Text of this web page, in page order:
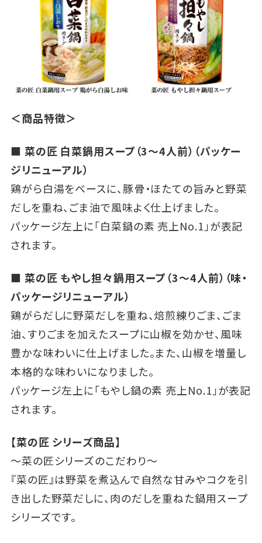
＜商品特徴＞
■ 菜の匠 白菜鍋用スープ（3～4人前）（パッケー
ジリニューアル）
鶏がら白湯をベースに、豚骨・ほたての旨みと野菜
だしを重ね、ごま油で風味よく仕上げました。
パッケージ左上に「白菜鍋の素 売上No.1」が表記
されます。
■ 菜の匠 もやし担々鍋用スープ（3～4人前）（味・
パッケージリニューアル）
鶏がらだしに野菜だしを重ね、焙煎練りごま、ごま
油、すりごまを加えたスープに山椒を効かせ、風味
豊かな味わいに仕上げました。また、山椒を増量し
本格的な味わいになりました。
パッケージ左上に「もやし鍋の素 売上No.1」が表記
されます。
【菜の匠 シリーズ商品】
～菜の匠シリーズのこだわり～
『菜の匠』は野菜を煮込んで自然な甘みやコクを引
き出した野菜だしに、肉のだしを重ねた鍋用スープ
シリーズです。